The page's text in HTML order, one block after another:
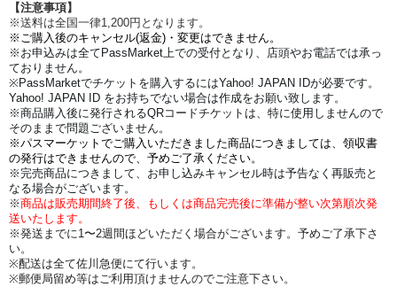
【注意事項】
※送料は全国一律1,200円となります。
※ご購入後のキャンセル(返金)・変更はできません。
※お申込みは全て PassMarket上での受付となり、店頭やお電話では承っ
ておりません。
※PassMarketでチケットを購入するにはYahoo! JAPAN IDが必要です。
Yahoo! JAPAN ID をお持ちでない場合は作成をお願い致します。
※商品購入後に発行されるQRコードチケットは、特に使用しませんので
そのままで問題ございません。
※パスマーケットでご購入いただきました商品につきましては、領収書
の発行はできませんので、予めご了承ください。
※完売商品につきまして、お申し込みキャンセル時は予告なく再販売と
なる場合がございます。
※商品は販売期間終了後、もしくは商品完売後に準備が整い次第順次発
送いたします。
※発送までに1〜2週間ほどいただく場合がございます。予めご了承下さ
い。
※配送は全て佐川急便にて行います。
※郵便局留め等はご利用頂けませんのでご注意下さい。